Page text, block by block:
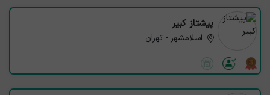
پیشتاز کبیر
اسلامشهر - تهران